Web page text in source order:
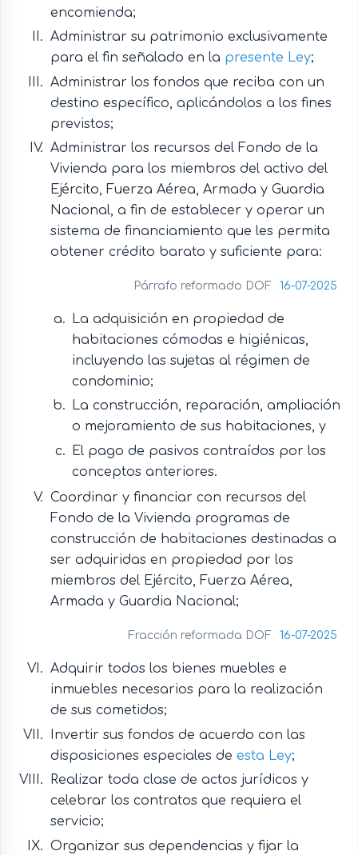
encomienda;
Administrar su patrimonio exclusivamente
para el fin señalado en la presente Ley;
Administrar los fondos que reciba con un
destino específico, aplicándolos a los fines
previstos;
Administrar los recursos del Fondo de la
Vivienda para los miembros del activo del
Ejército, Fuerza Aérea, Armada y Guardia
Nacional, a fin de establecer y operar un
sistema de financiamiento que les permita
obtener crédito barato y suficiente para:
Párrafo reformado DOF 16-07-2025
La adquisición en propiedad de
habitaciones cómodas e higiénicas,
incluyendo las sujetas al régimen de
condominio;
La construcción, reparación, ampliación
o mejoramiento de sus habitaciones, y
El pago de pasivos contraídos por los
conceptos anteriores.
Coordinar y financiar con recursos del
Fondo de la Vivienda programas de
construcción de habitaciones destinadas a
ser adquiridas en propiedad por los
miembros del Ejército, Fuerza Aérea,
Armada y Guardia Nacional;
Fracción reformada DOF 16-07-2025
Adquirir todos los bienes muebles e
inmuebles necesarios para la realización
de sus cometidos;
Invertir sus fondos de acuerdo con las
disposiciones especiales de esta Ley;
Realizar toda clase de actos jurídicos y
celebrar los contratos que requiera el
servicio;
Organizar sus dependencias y fijar la